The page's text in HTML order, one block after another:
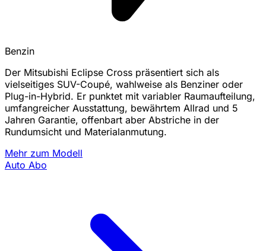
Benzin
Der Mitsubishi Eclipse Cross präsentiert sich als
vielseitiges SUV-Coupé, wahlweise als Benziner oder
Plug-in-Hybrid. Er punktet mit variabler Raumaufteilung,
umfangreicher Ausstattung, bewährtem Allrad und 5
Jahren Garantie, offenbart aber Abstriche in der
Rundumsicht und Materialanmutung.
Mehr zum Modell
Auto Abo